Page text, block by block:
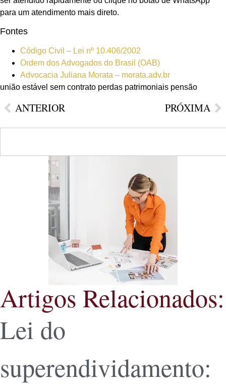
para um atendimento mais direto.
Fontes
Código Civil – Lei nº 10.406/2002
Ordem dos Advogados do Brasil (OAB)
Advocacia Juliana Morata – morata.adv.br
união estável sem contrato perdas patrimoniais pensão
ANTERIOR PRÓXIMA
Artigos Relacionados:
Lei do
superendividamento: